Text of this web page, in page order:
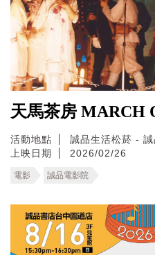
天馬茶房 MARCH
活動地點
誠品生活松菸 - 誠
上映日期
2026/02/26
電影 誠品電影院